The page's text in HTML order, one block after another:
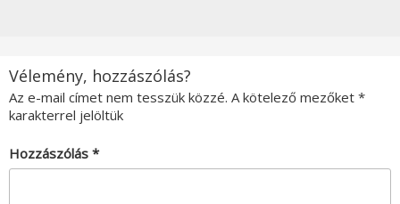
Vélemény, hozzászólás?
Az e-mail címet nem tesszük közzé. A kötelező mezőket *
karakterrel jelöltük
Hozzászólás *